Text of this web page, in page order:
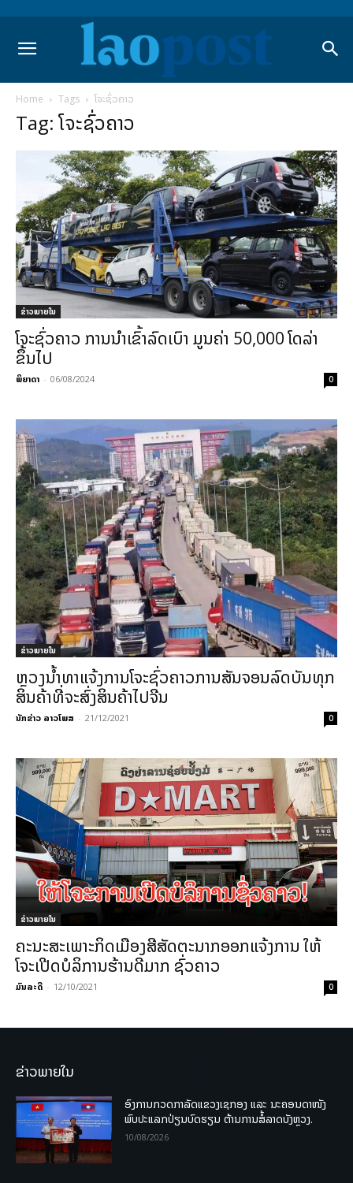
Home Tags ໂຈະຊົ່ວຄາວ
Tag: ໂຈະຊົ່ວຄາວ
ຂ່າວພາຍ​ໃນ
ໂຈະຊົ່ວຄາວ ການນຳເຂົ້າລົດເບົາ ມູນຄ່າ 50,000 ໂດລ່າ
ຂຶ້ນໄປ
ພິຍາດາ - 06/08/2024 0
ຂ່າວພາຍ​ໃນ
ຫຼວງນໍ້າທາແຈ້ງການໂຈະຊົ່ວຄາວການສັນຈອນລົດບັນທຸກ
ສິນຄ້າທີ່ຈະສົ່ງສິນຄ້າໄປຈີນ
ນັກຂ່າວ ລາວໂພສ - 21/12/2021 0
ຂ່າວພາຍ​ໃນ
ຄະນະສະເພາະກິດເມືອງສີສັດຕະນາກອອກແຈ້ງການ ໃຫ້
ໂຈະເປີດບໍລິການຮ້ານດີມາກ ຊົ່ວຄາວ
ມົນລະດີ - 12/10/2021 0
ຂ່າວພາຍໃນ
ອົງການກວດກາລັດແຂວງເຊກອງ ແລະ ນະຄອນດາໜັງ
ພົບປະແລກປ່ຽນບົດຮຽນ ຕ້ານການສໍ້ລາດບັງຫຼວງ.
10/08/2026